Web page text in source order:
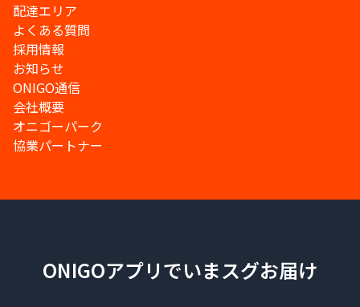
配達エリア
よくある質問
採用情報
お知らせ
ONIGO通信
会社概要
オニゴーパーク
協業パートナー
ONIGOアプリでいまスグお届け